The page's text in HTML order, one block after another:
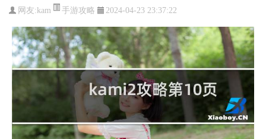
网友:kam 手游攻略 2024-04-23 23:37:22